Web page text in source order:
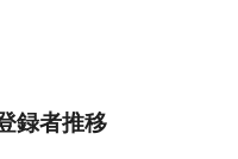
録者推移